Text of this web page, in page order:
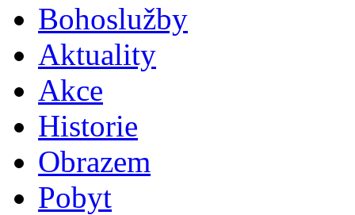
Bohoslužby
Aktuality
Akce
Historie
Obrazem
Pobyt